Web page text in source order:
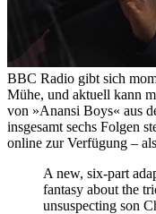
BBC Radio gibt sich
Mühe, und aktuell kann
von »Anansi Boys« aus
insgesamt sechs Folgen
online zur Verfügung –
A new, six-part
fantasy about the
unsuspecting son